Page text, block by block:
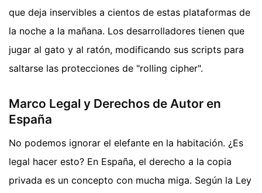
que deja inservibles a cientos de estas plataformas de
la noche a la mañana. Los desarrolladores tienen que
jugar al gato y al ratón, modificando sus scripts para
saltarse las protecciones de "rolling cipher".
Marco Legal y Derechos de Autor en
España
No podemos ignorar el elefante en la habitación. ¿Es
legal hacer esto? En España, el derecho a la copia
privada es un concepto con mucha miga. Según la Ley